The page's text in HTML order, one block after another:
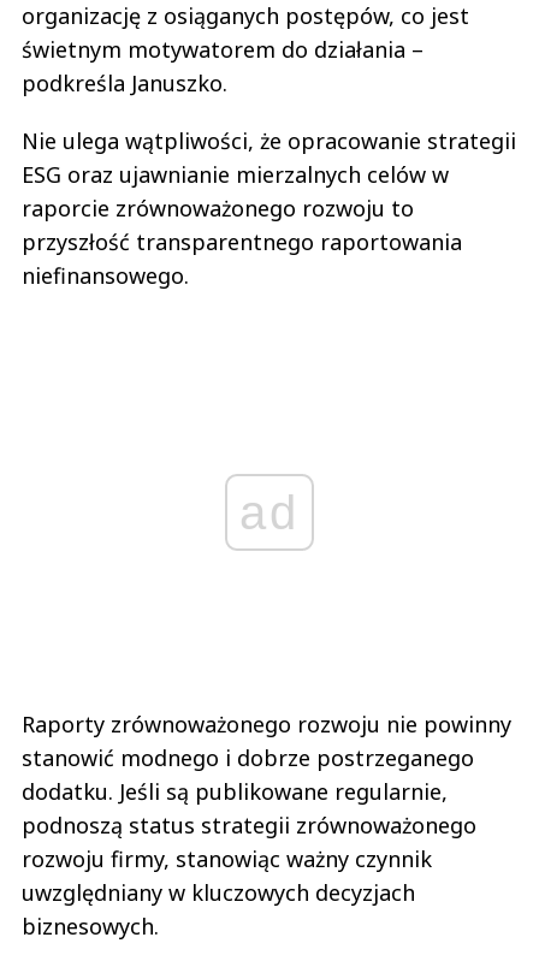
organizację z osiąganych postępów, co jest
świetnym motywatorem do działania –
podkreśla Januszko.
Nie ulega wątpliwości, że opracowanie strategii
ESG oraz ujawnianie mierzalnych celów w
raporcie zrównoważonego rozwoju to
przyszłość transparentnego raportowania
niefinansowego.
ad
Raporty zrównoważonego rozwoju nie powinny
stanowić modnego i dobrze postrzeganego
dodatku. Jeśli są publikowane regularnie,
podnoszą status strategii zrównoważonego
rozwoju firmy, stanowiąc ważny czynnik
uwzględniany w kluczowych decyzjach
biznesowych.